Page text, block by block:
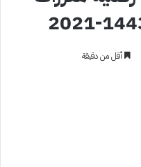
أقل من دقيقة